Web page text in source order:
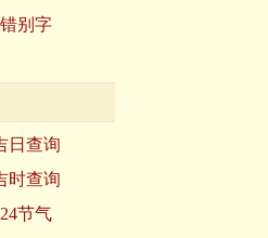
错别字
日查询
时查询
24节气